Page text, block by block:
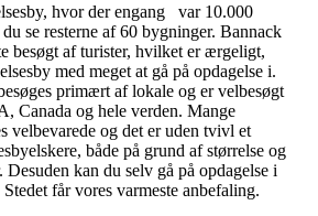
hvor der engang var 10.000
se resterne af 60 bygninger. Bannack
besøgt af turister, hvilket er ærgeligt,
med meget at gå på opdagelse i.
primært af lokale og er velbesøgt
Canada og hele verden. Mange
velbevarede og det er uden tvivl et
både på grund af størrelse og
kan du selv gå på opdagelse i
får vores varmeste anbefaling.